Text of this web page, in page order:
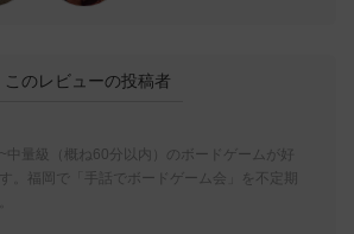
このレビューの投稿者
~中量級（概ね60分以内）のボードゲームが好
。福岡で「手話でボードゲーム会」を不定期